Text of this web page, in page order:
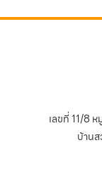
เลขที่ 11/8
บ้าน